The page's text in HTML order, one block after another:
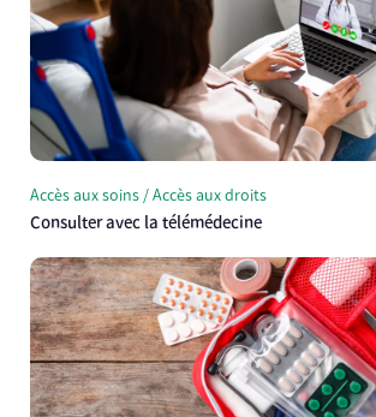
Accès aux soins / Accès aux droits
Consulter avec la télémédecine